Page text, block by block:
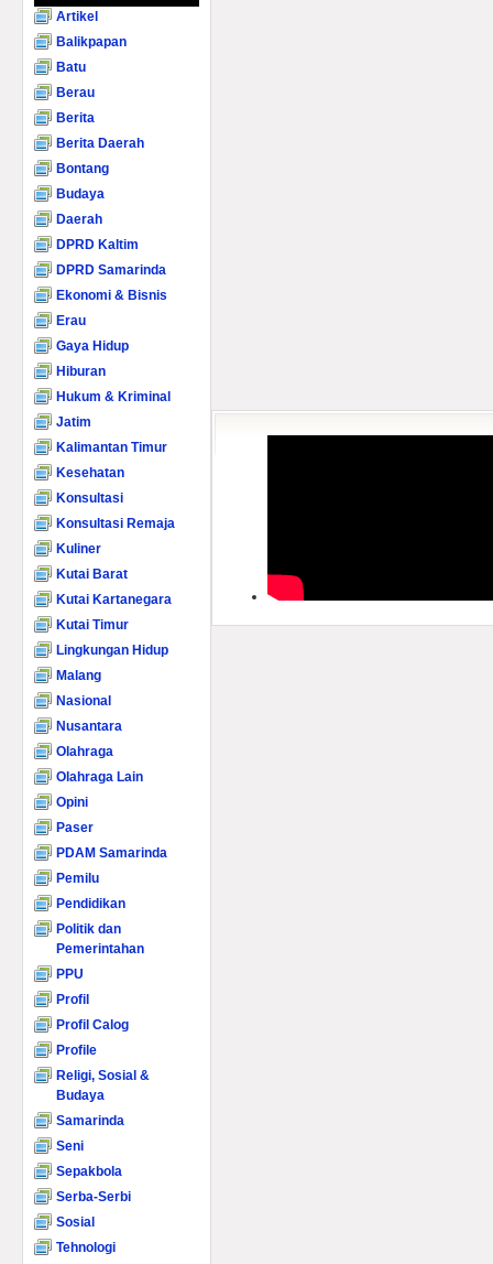
Artikel
Balikpapan
Batu
Berau
Berita
Berita Daerah
Bontang
Budaya
Daerah
DPRD Kaltim
DPRD Samarinda
Ekonomi & Bisnis
Erau
Gaya Hidup
Hiburan
Hukum & Kriminal
Jatim
Kalimantan Timur
Kesehatan
Konsultasi
Konsultasi Remaja
Kuliner
Kutai Barat
Kutai Kartanegara
Kutai Timur
Lingkungan Hidup
Malang
Nasional
Nusantara
Olahraga
Olahraga Lain
Opini
Paser
PDAM Samarinda
Pemilu
Pendidikan
Politik dan
Pemerintahan
PPU
Profil
Profil Calog
Profile
Religi, Sosial &
Budaya
Samarinda
Seni
Sepakbola
Serba-Serbi
Sosial
Tehnologi